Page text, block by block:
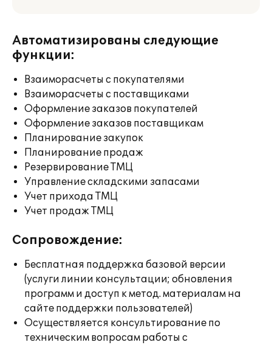
Автоматизированы следующие
функции:
Взаиморасчеты с покупателями
Взаиморасчеты с поставщиками
Оформление заказов покупателей
Оформление заказов поставщикам
Планирование закупок
Планирование продаж
Резервирование ТМЦ
Управление складскими запасами
Учет прихода ТМЦ
Учет продаж ТМЦ
Сопровождение:
Бесплатная поддержка базовой версии
(услуги линии консультации; обновления
программ и доступ к метод. материалам на
сайте поддержки пользователей)
Осуществляется консультирование по
техническим вопросам работы с